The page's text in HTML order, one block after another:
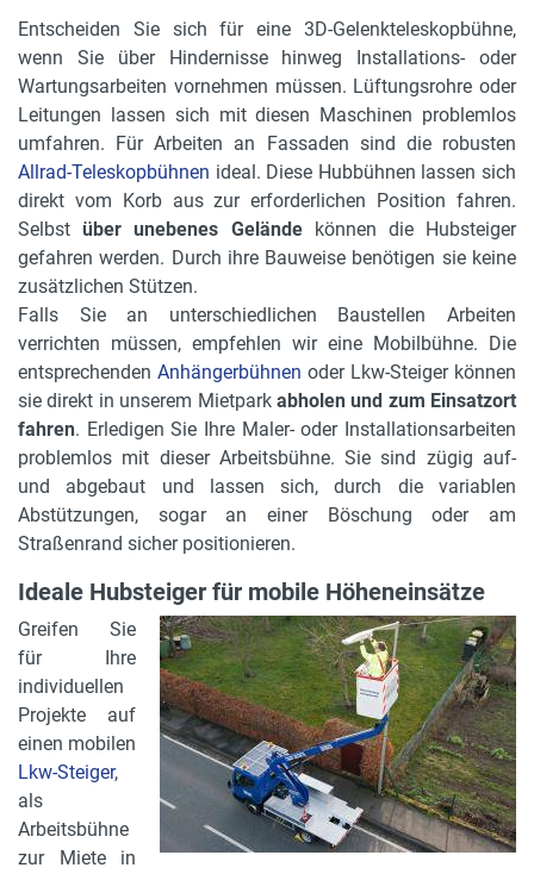
Entscheiden Sie sich für eine 3D-Gelenkteleskopbühne,
wenn Sie über Hindernisse hinweg Installations- oder
Wartungsarbeiten vornehmen müssen. Lüftungsrohre oder
Leitungen lassen sich mit diesen Maschinen problemlos
umfahren. Für Arbeiten an Fassaden sind die robusten
Allrad-Teleskopbühnen ideal. Diese Hubbühnen lassen sich
direkt vom Korb aus zur erforderlichen Position fahren.
Selbstüber unebenes Geländekönnen die Hubsteiger
gefahren werden. Durch ihre Bauweise benötigen sie keine
zusätzlichen Stützen.
Falls Sie an unterschiedlichen Baustellen Arbeiten
verrichten müssen, empfehlen wir eine Mobilbühne. Die
entsprechenden Anhängerbühnen oder Lkw-Steiger können
sie direkt in unserem Mietpark abholen und zum Einsatzort
fahren. Erledigen Sie Ihre Maler- oder Installationsarbeiten
problemlos mit dieser Arbeitsbühne. Sie sind zügig auf-
und abgebaut und lassen sich, durch die variablen
Abstützungen, sogar an einer Böschung oder am
Straßenrand sicher positionieren.
Ideale Hubsteiger für mobile Höheneinsätze
Greifen Sie
für Ihre
individuellen
Projekte auf
einen mobilen
Lkw-Steiger,
als
Arbeitsbühne
zur Miete in